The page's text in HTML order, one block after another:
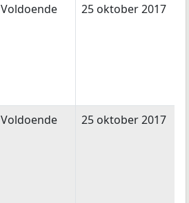
Voldoende 25 oktober 2017
Voldoende 25 oktober 2017